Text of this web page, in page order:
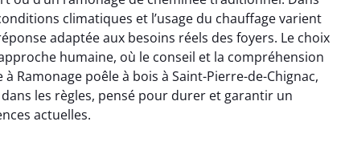
climatiques et l’usage du chauffage varient
adaptée aux besoins réels des foyers. Le choix
humaine, où le conseil et la compréhension
Ramonage poêle à bois à Saint-Pierre-de-Chignac,
les règles, pensé pour durer et garantir un
actuelles.